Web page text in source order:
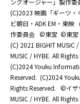
(C)2023 映画「ギーツ・
ビ朝日・ADK EM・東映
作委員会 ©東宝 ©東宝
(C) 2021 BIGHIT MUSIC
MUSIC / HYBE. All Rights
(C)2024 Youku
Reserved. (C)2024
Rights Reserved. ©イザ
MUSIC / HYBE. All Rights